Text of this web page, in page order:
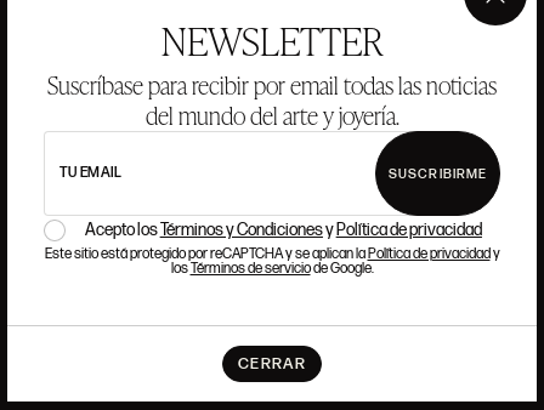
NEWSLETTER
Suscríbase para recibir por email todas las noticias
del mundo del arte y joyería.
TU EMAIL SUSCRIBIRME
Acepto losTérminos y Condicionesy Política de privacidad
Este sitio está protegido por reCAPTCHA y se aplican laPolítica de privacidady
losTérminos de serviciode Google.
CERRAR
×
ANSORENA
HISTORIA
ANSORENA
EQUIPO
SUBASTAS
VALORACIONES
PREGUNTAS FRECUENTES